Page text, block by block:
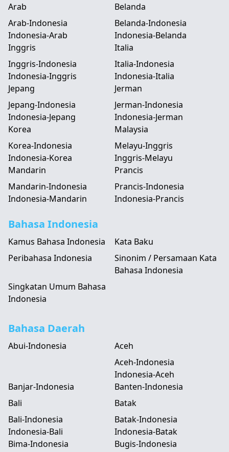
Arab
Arab-Indonesia
Indonesia-Arab
Belanda
Belanda-Indonesia
Indonesia-Belanda
Inggris
Inggris-Indonesia
Indonesia-Inggris
Italia
Italia-Indonesia
Indonesia-Italia
Jepang
Jepang-Indonesia
Indonesia-Jepang
Jerman
Jerman-Indonesia
Indonesia-Jerman
Korea
Korea-Indonesia
Indonesia-Korea
Malaysia
Melayu-Inggris
Inggris-Melayu
Mandarin
Mandarin-Indonesia
Indonesia-Mandarin
Prancis
Prancis-Indonesia
Indonesia-Prancis
Bahasa Indonesia
Kamus Bahasa Indonesia
Kata Baku
Peribahasa Indonesia
Sinonim / Persamaan Kata
Bahasa Indonesia
Singkatan Umum Bahasa
Indonesia
Bahasa Daerah
Abui-Indonesia
Aceh
Aceh-Indonesia
Indonesia-Aceh
Banjar-Indonesia
Banten-Indonesia
Bali
Bali-Indonesia
Indonesia-Bali
Batak
Batak-Indonesia
Indonesia-Batak
Bima-Indonesia
Bugis-Indonesia